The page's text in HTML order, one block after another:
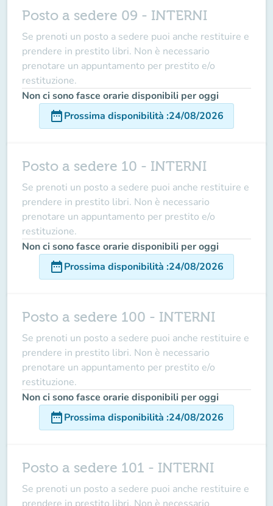
Posto a sedere 09 - INTERNI
Se prenoti un posto a sedere puoi anche restituire e
prendere in prestito libri. Non è necessario
prenotare un appuntamento per prestito e/o
restituzione.
Non ci sono fasce orarie disponibili per oggi
date_rangeProssima disponibilità :24/08/2026
Posto a sedere 10 - INTERNI
Se prenoti un posto a sedere puoi anche restituire e
prendere in prestito libri. Non è necessario
prenotare un appuntamento per prestito e/o
restituzione.
Non ci sono fasce orarie disponibili per oggi
date_rangeProssima disponibilità :24/08/2026
Posto a sedere 100 - INTERNI
Se prenoti un posto a sedere puoi anche restituire e
prendere in prestito libri. Non è necessario
prenotare un appuntamento per prestito e/o
restituzione.
Non ci sono fasce orarie disponibili per oggi
date_rangeProssima disponibilità :24/08/2026
Posto a sedere 101 - INTERNI
Se prenoti un posto a sedere puoi anche restituire e